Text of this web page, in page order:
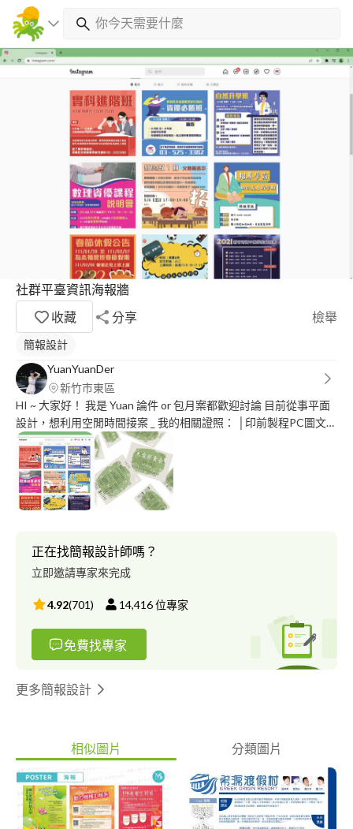
社群平臺資訊海報牆
收藏
分享 檢舉
簡報設計
YuanYuanDer
新竹市東區
HI ~ 大家好！ 我是 Yuan 論件 or 包月案都歡迎討論 目前從事平面
設計，想利用空閒時間接案 _ 我的相關證照： │印前製程PC圖文組
版乙級檢定 │印前製程PC圖文組版丙級檢定 │ACA 國際認證
Photoshop │ACA 國際認證 Flash 我的擅長項目： - 各式平面設計
- │商標設計 │名片設計 │傳單設計 │海報設計 │菜單設計 │產品包
裝設計 │Banner │商品圖設計 - 社群粉專經營 - │社群圖文 │電商
商品圖優化 ＿ THANK YOU ALL !!
正在找簡報設計師嗎？
立即邀請專家來完成
4.92(701) 14,416位專家
免費找專家
更多簡報設計
相似圖片 分類圖片